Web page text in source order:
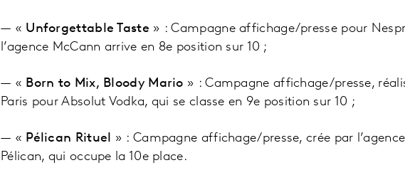
— « Unforgettable Taste » : Campagne affichage/presse pour
l’agence McCann arrive en 8e position sur 10 ;
— « Born to Mix, Bloody Mario » : Campagne affichage/presse,
Paris pour Absolut Vodka, qui se classe en 9e position sur 10 ;
— « Pélican Rituel
» : Campagne affichage/presse, crée par
Pélican, qui occupe la 10e place.